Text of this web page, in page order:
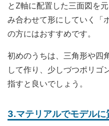
とZ軸に配置した三面図を
み合わせて形にしていく「
の方にはおすすめです。
初めのうちは、三角形や四
して作り、少しづつポリゴ
指すと良いでしょう。
3.マテリアルでモデルに